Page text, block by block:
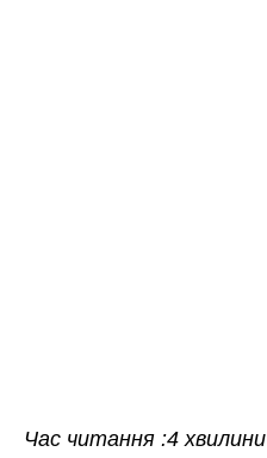
Час читання :4 хвилини